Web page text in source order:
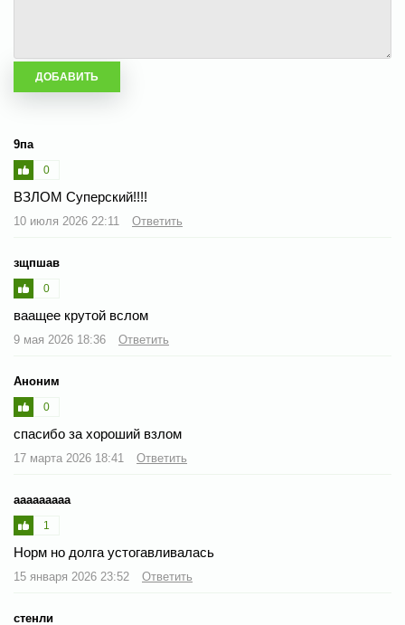
9па
0
ВЗЛОМ Суперский!!!!
10 июля 2026 22:11 Ответить
зщпшав
0
ваащее крутой вслом
9 мая 2026 18:36 Ответить
Аноним
0
спасибо за хороший взлом
17 марта 2026 18:41 Ответить
ааааааааа
1
Норм но долга устогавливалась
15 января 2026 23:52 Ответить
стенли